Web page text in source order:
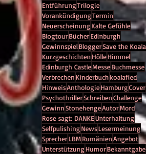
EntführungTrilogie
VorankündigungTermin
Neuerscheinung Kalte Gefühle
BlogtourBücherEdinburgh
GewinnspielBloggerSave the Koala
Kurzgeschichten HölleHimmel
Edinburgh CastleMesseBuchmesse
Verbrechen Kinderbuch koalafied
HinweisAnthologieHamburgCover
PsychothrillerSchreibenChallenge
GewinnStonehengeAutorMord
Rose sagt: DANKEUnterhaltung
Selfpulishing NewsLesermeinung
SprecherLBM RumänienAngebot
Unterstützung HumorBekanntgabe